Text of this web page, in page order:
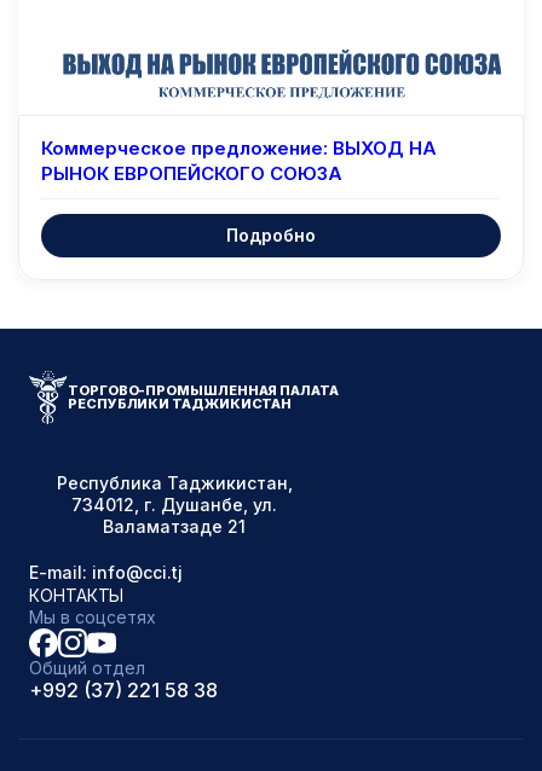
Коммерческое предложение: ВЫХОД НА
РЫНОК ЕВРОПЕЙСКОГО СОЮЗА
Подробно
ТОРГОВО-ПРОМЫШЛЕННАЯ ПАЛАТА
РЕСПУБЛИКИ ТАДЖИКИСТАН
Республика Таджикистан,
734012, г. Душанбе, ул.
Валаматзаде 21
E-mail: info@cci.tj
КОНТАКТЫ
Мы в соцсетях
Общий отдел
+992 (37) 221 58 38